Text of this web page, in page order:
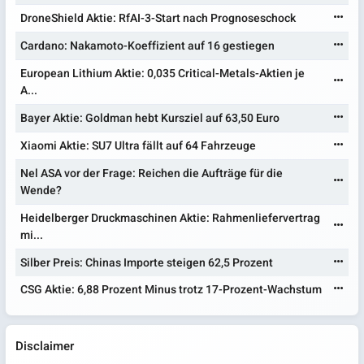
DroneShield Aktie: RfAI-3-Start nach Prognoseschock
Cardano: Nakamoto-Koeffizient auf 16 gestiegen
European Lithium Aktie: 0,035 Critical-Metals-Aktien je
A...
Bayer Aktie: Goldman hebt Kursziel auf 63,50 Euro
Xiaomi Aktie: SU7 Ultra fällt auf 64 Fahrzeuge
Nel ASA vor der Frage: Reichen die Aufträge für die
Wende?
Heidelberger Druckmaschinen Aktie: Rahmenliefervertrag
mi...
Silber Preis: Chinas Importe steigen 62,5 Prozent
CSG Aktie: 6,88 Prozent Minus trotz 17-Prozent-Wachstum
Disclaimer